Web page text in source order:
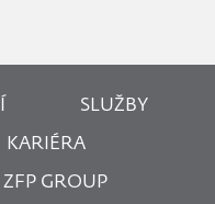
SLUŽBY
KARIÉRA
ZFP GROUP